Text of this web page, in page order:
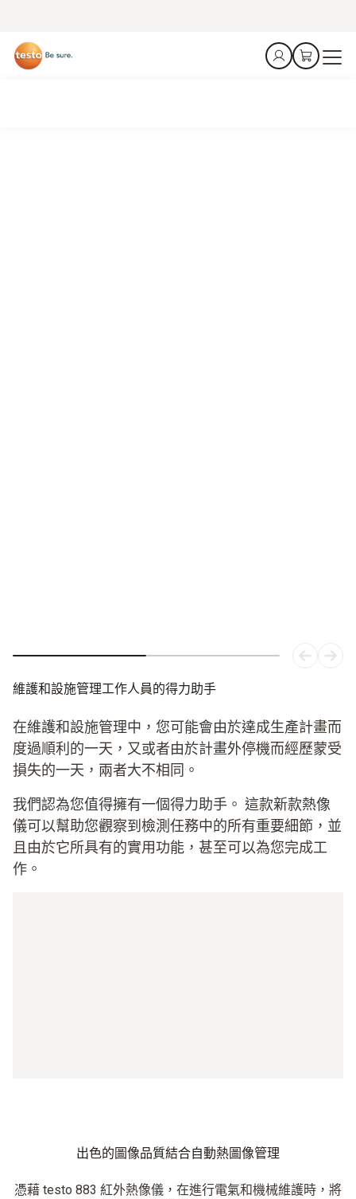
維護和設施管理工作人員的得力助手
在維護和設施管理中，您可能會由於達成生產計畫而
度過順利的一天，又或者由於計畫外停機而經歷蒙受
損失的一天，兩者大不相同。
我們認為您值得擁有一個得力助手。 這款新款熱像
儀可以幫助您觀察到檢測任務中的所有重要細節，並
且由於它所具有的實用功能，甚至可以為您完成工
作。
出色的圖像品質結合自動熱圖像管理
憑藉 testo 883 紅外熱像儀，在進行電氣和機械維護時，將